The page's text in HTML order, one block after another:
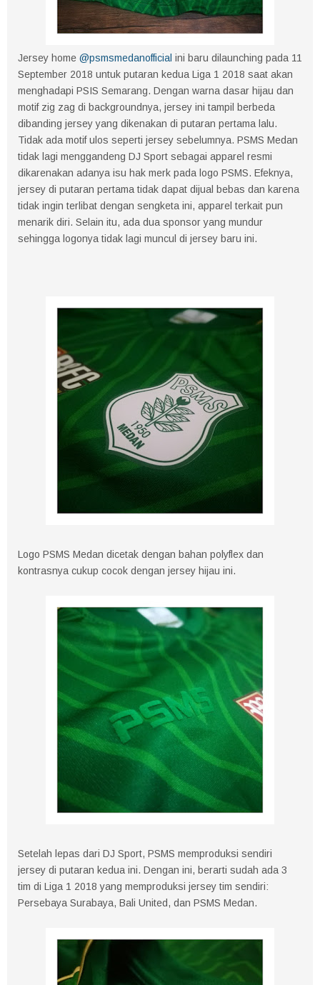
Jersey home @psmsmedanofficial ini baru dilaunching pada 11
September 2018 untuk putaran kedua Liga 1 2018 saat akan
menghadapi PSIS Semarang. Dengan warna dasar hijau dan
motif zig zag di backgroundnya, jersey ini tampil berbeda
dibanding jersey yang dikenakan di putaran pertama lalu.
Tidak ada motif ulos seperti jersey sebelumnya. PSMS Medan
tidak lagi menggandeng DJ Sport sebagai apparel resmi
dikarenakan adanya isu hak merk pada logo PSMS. Efeknya,
jersey di putaran pertama tidak dapat dijual bebas dan karena
tidak ingin terlibat dengan sengketa ini, apparel terkait pun
menarik diri. Selain itu, ada dua sponsor yang mundur
sehingga logonya tidak lagi muncul di jersey baru ini.
Logo PSMS Medan dicetak dengan bahan polyflex dan
kontrasnya cukup cocok dengan jersey hijau ini.
Setelah lepas dari DJ Sport, PSMS memproduksi sendiri
jersey di putaran kedua ini. Dengan ini, berarti sudah ada 3
tim di Liga 1 2018 yang memproduksi jersey tim sendiri:
Persebaya Surabaya, Bali United, dan PSMS Medan.